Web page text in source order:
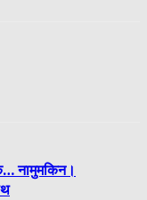
नामुमकिन।